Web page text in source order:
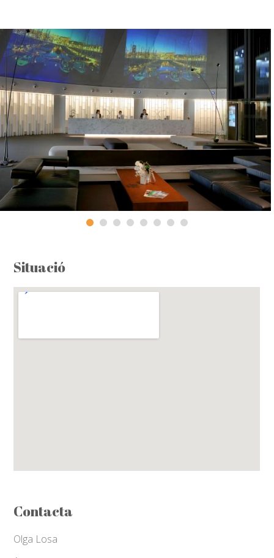
Situació
Contacta
Olga Losa